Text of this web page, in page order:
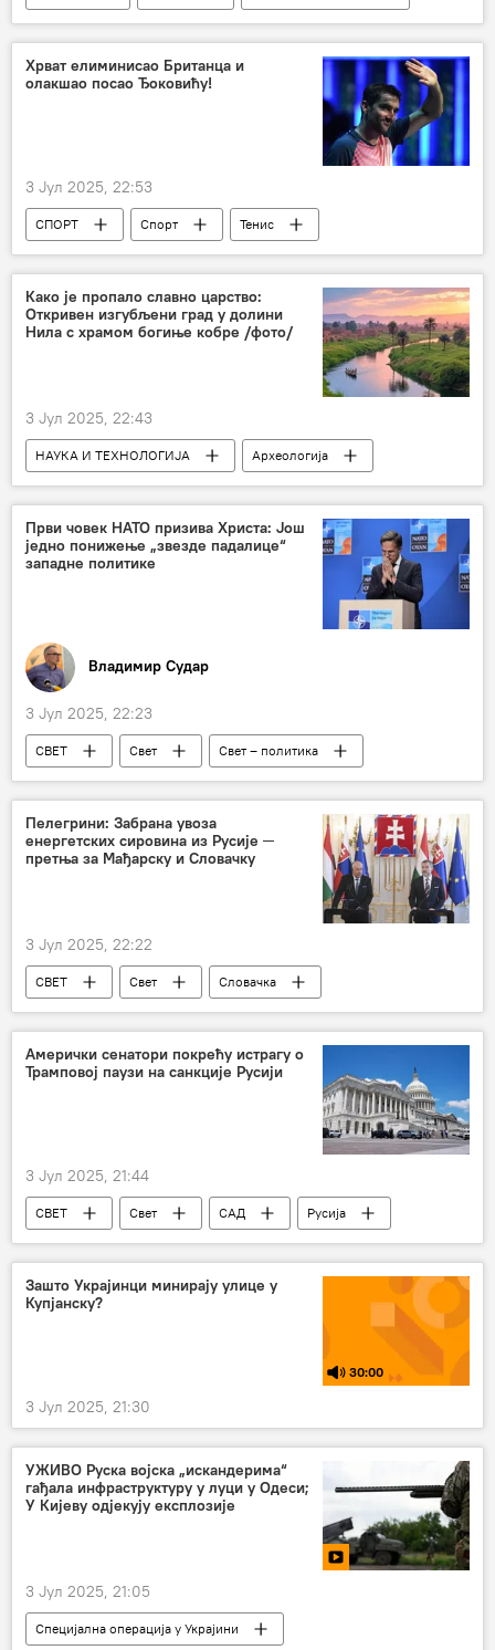
Александар Вучић
Хрват елиминисао Британца и
олакшао посао Ђоковићу!
3 Јул 2025, 22:53
СПОРТ Спорт
Тенис
Марин Чилић
Вимблдон
Како је пропало славно царство:
Откривен изгубљени град у долини
Нила с храмом богиње кобре /фото/
3 Јул 2025, 22:43
НАУКА И ТЕХНОЛОГИЈА Археологија
Први човек НАТО призива Христа: Још
једно понижење „звезде падалице“
западне политике
Владимир Судар
3 Јул 2025, 22:23
СВЕТ Свет
Свет – политика
Марк Руте
НАТО
Русија
Анализе и мишљења
Пелегрини: Забрана увоза
енергетских сировина из Русије ─
претња за Мађарску и Словачку
3 Јул 2025, 22:22
СВЕТ Свет
Словачка
Мађарска
енергенти
Свет – економија
Амерички сенатори покрећу истрагу о
Трамповој паузи на санкције Русији
3 Јул 2025, 21:44
СВЕТ Свет САД
Русија
санкције
антируске санкције
санкције Русији
Зашто Украјинци минирају улице у
Купјанску?
30:00
3 Јул 2025, 21:30
УЖИВО Руска војска „искандерима“
гађала инфраструктуру у луци у Одеси;
У Кијеву одјекују експлозије
3 Јул 2025, 21:05
Специјална операција у Украјини